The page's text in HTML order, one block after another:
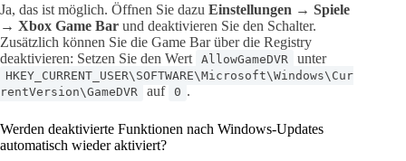
Ja, das ist möglich. Öffnen Sie dazu Einstellungen → Spiele
→ Xbox Game Bar und deaktivieren Sie den Schalter.
Zusätzlich können Sie die Game Bar über die Registry
deaktivieren: Setzen Sie den Wert
AllowGameDVR unter
HKEY_CURRENT_USER\SOFTWARE\Microsoft\Windows\Cur
rentVersion\GameDVR
auf 0 .
Werden deaktivierte Funktionen nach Windows-Updates
automatisch wieder aktiviert?